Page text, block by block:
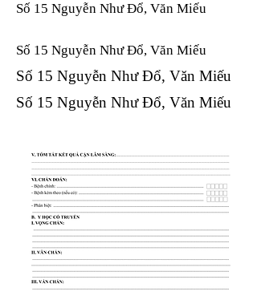
Số 15 Nguyễn Như Đổ, Văn Miếu
Số 15 Nguyễn Như Đổ, Văn Miếu​​​​
Số 15 Nguyễn Như Đổ, Văn Miếu​​​​
Số 15 Nguyễn Như Đổ, Văn Miếu​​​​